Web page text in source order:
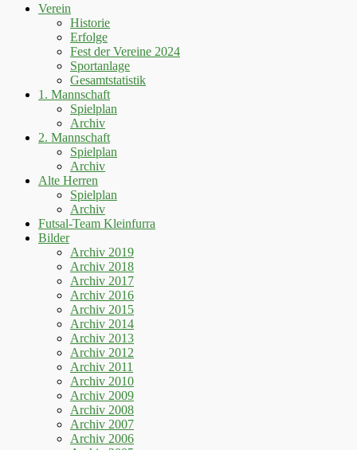
scrollenVerein
Historie
Erfolge
Fest der Vereine 2024
Sportanlage
Gesamtstatistik
1. Mannschaft
Spielplan
Archiv
2. Mannschaft
Spielplan
Archiv
Alte Herren
Spielplan
Archiv
Futsal-Team Kleinfurra
Bilder
Archiv 2019
Archiv 2018
Archiv 2017
Archiv 2016
Archiv 2015
Archiv 2014
Archiv 2013
Archiv 2012
Archiv 2011
Archiv 2010
Archiv 2009
Archiv 2008
Archiv 2007
Archiv 2006